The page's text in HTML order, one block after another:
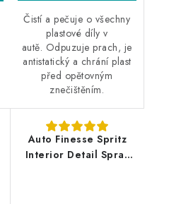
Čistí a pečuje o všechny
plastové díly v
autě. Odpuzuje prach, je
antistatický a chrání plast
před opětovným
znečištěním.
Auto Finesse Spritz
Interior Detail Spray